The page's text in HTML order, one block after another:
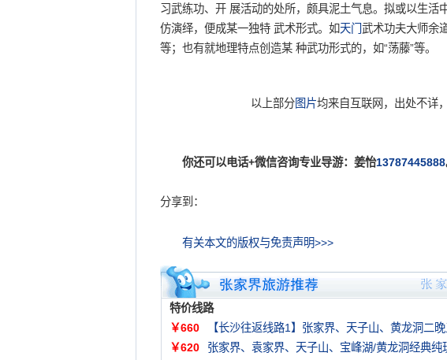
习武练功、开 展活动的处所，颇具泥土气息。拟或以生活
仿演绎，便成某一独特 武术形式。如天门 武术功夫大师余
等；也有就地理特点创造某 种武功形式的，如“荡藤”等。
以上部分图片均来自互联网，出处不详
你还可以电话+微信咨询专业导游：姜怡13787445888
分享到：
有关本文的版权与免责声明>>>
特价线路
￥660
【长沙往返线路1】张家界、天子山、黄龙洞二
￥620
张家界、袁家界、天子山、宝峰湖/黄龙洞经典纯